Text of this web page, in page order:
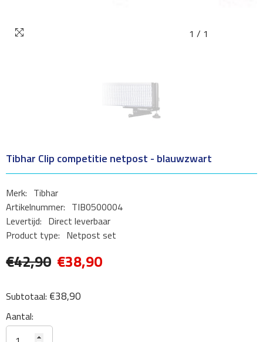
1 / 1
Tibhar Clip competitie netpost - blauwzwart
Merk: Tibhar
Artikelnummer: TIB0500004
Levertijd: Direct leverbaar
Product type: Netpost set
€42,90 €38,90
Subtotaal: €38,90
Aantal: